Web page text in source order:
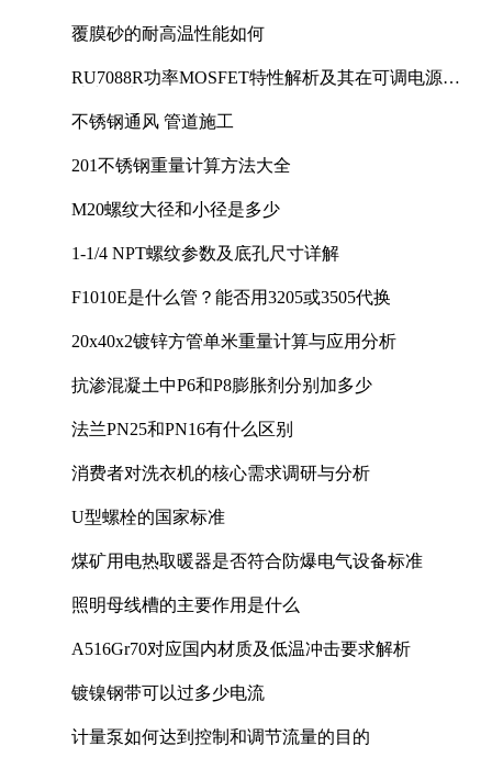
覆膜砂的耐高温性能如何
RU7088R功率MOSFET特性解析及其在可调电源设
不锈钢通风 管道施工
201不锈钢重量计算方法大全
M20螺纹大径和小径是多少
1-1/4 NPT螺纹参数及底孔尺寸详解
F1010E是什么管？能否用3205或3505代换
20x40x2镀锌方管单米重量计算与应用分析
抗渗混凝土中P6和P8膨胀剂分别加多少
法兰PN25和PN16有什么区别
消费者对洗衣机的核心需求调研与分析
U型螺栓的国家标准
煤矿用电热取暖器是否符合防爆电气设备标准
照明母线槽的主要作用是什么
A516Gr70对应国内材质及低温冲击要求解析
镀镍钢带可以过多少电流
计量泵如何达到控制和调节流量的目的